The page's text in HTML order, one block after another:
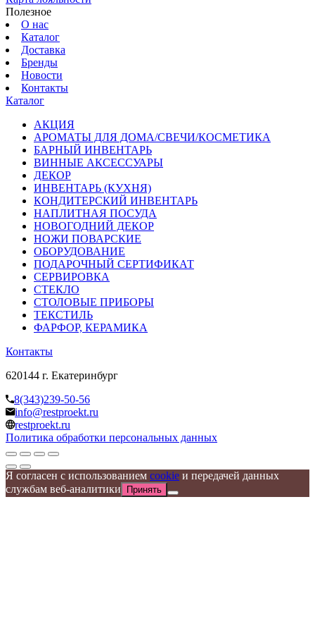
Полезное
О нас
Каталог
Доставка
Бренды
Новости
Контакты
Каталог
АКЦИЯ
АРОМАТЫ ДЛЯ ДОМА/СВЕЧИ/КОСМЕТИКА
БАРНЫЙ ИНВЕНТАРЬ
ВИННЫЕ АКСЕССУАРЫ
ДЕКОР
ИНВЕНТАРЬ (КУХНЯ)
КОНДИТЕРСКИЙ ИНВЕНТАРЬ
НАПЛИТНАЯ ПОСУДА
НОВОГОДНИЙ ДЕКОР
НОЖИ ПОВАРСКИЕ
ОБОРУДОВАНИЕ
ПОДАРОЧНЫЙ СЕРТИФИКАТ
СЕРВИРОВКА
СТЕКЛО
СТОЛОВЫЕ ПРИБОРЫ
ТЕКСТИЛЬ
ФАРФОР, КЕРАМИКА
Контакты
620144 г. Екатеринбург
8(343)239-50-56
info@restproekt.ru
restproekt.ru
Политика обработки персональных данных
Я согласен с использованием cookie и передачей данных
службам веб-аналитики
Принять